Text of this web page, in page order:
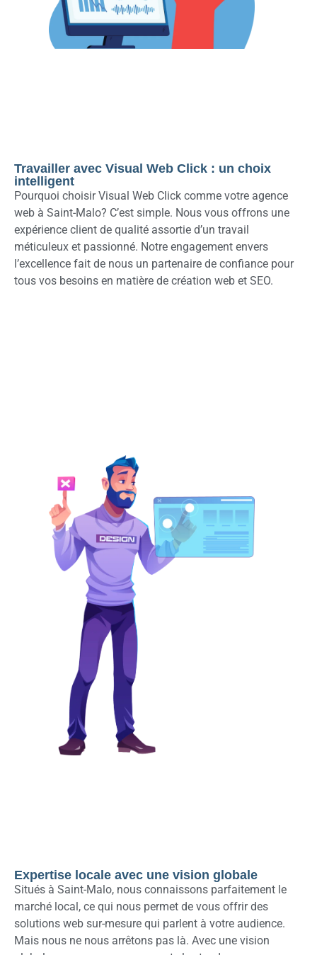
Travailler avec Visual Web Click : un choix
intelligent
Pourquoi choisir Visual Web Click comme votre agence
web à Saint-Malo? C’est simple. Nous vous offrons une
expérience client de qualité assortie d’un travail
méticuleux et passionné. Notre engagement envers
l’excellence fait de nous un partenaire de confiance pour
tous vos besoins en matière de création web et SEO.
Expertise locale avec une vision globale
Situés à Saint-Malo, nous connaissons parfaitement le
marché local, ce qui nous permet de vous offrir des
solutions web sur-mesure qui parlent à votre audience.
Mais nous ne nous arrêtons pas là. Avec une vision